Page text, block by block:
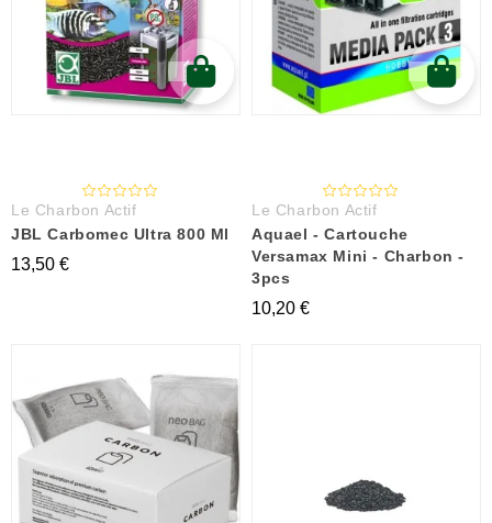
Le Charbon Actif
JBL Carbomec Ultra 800 Ml
13,50 €
Le Charbon Actif
Aquael - Cartouche
Versamax Mini - Charbon -
3pcs
10,20 €